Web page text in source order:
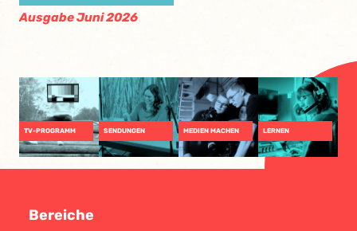
Ausgabe Juni 2026
TV-PROGRAMM SENDUNGEN MEDIEN MACHEN LERNEN
Bereiche